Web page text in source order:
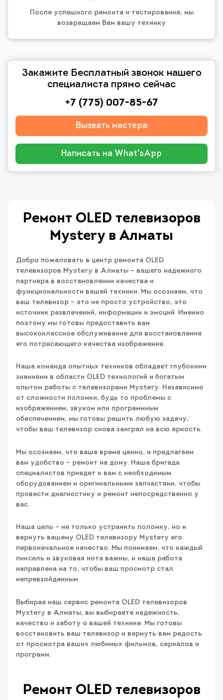
После успешного ремонта и тестирования, мы
возвращаем Вам вашу технику
Закажите Бесплатный звонок нашего
специалиста прямо сейчас
+7 (775) 007-85-67
Вызвать мастера
Написать на What'sApp
Ремонт OLED телевизоров
Mystery в Алматы
Добро пожаловать в центр ремонта OLED
телевизоров Mystery в Алматы – вашего надежного
партнера в восстановлении качества и
функциональности вашей техники. Мы осознаем, что
ваш телевизор – это не просто устройство, это
источник развлечений, информации и эмоций. Именно
поэтому мы готовы предоставить вам
высококлассное обслуживание для восстановления
его потрясающего качества изображения.
Наша команда опытных техников обладает глубокими
знаниями в области OLED технологий и богатым
опытом работы с телевизорами Mystery. Независимо
от сложности поломки, будь то проблемы с
изображением, звуком или программным
обеспечением, мы готовы решить любую задачу,
чтобы ваш телевизор снова заиграл на всю яркость.
Мы осознаем, что ваше время ценно, и предлагаем
вам удобство – ремонт на дому. Наша бригада
специалистов приедет к вам с необходимым
оборудованием и оригинальными запчастями, чтобы
провести диагностику и ремонт непосредственно у
вас.
Наша цель – не только устранить поломку, но и
вернуть вашему OLED телевизору Mystery его
первоначальное качество. Мы понимаем, что каждый
пиксель и звуковая нота важны, и наша работа
направлена на то, чтобы ваш просмотр стал
непревзойденным.
Выбирая наш сервис ремонта OLED телевизоров
Mystery в Алматы, вы выбираете надежность,
качество и заботу о вашей технике. Мы готовы
восстановить ваш телевизор и вернуть вам радость
от просмотра ваших любимых фильмов, сериалов и
программ.
Ремонт OLED телевизоров